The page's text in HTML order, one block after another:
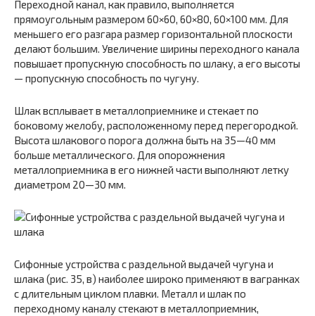
Переходной канал, как правило, выполняется
прямоугольным размером 60×60, 60×80, 60×100 мм. Для
меньшего его разгара размер горизонтальной плоскости
делают большим. Увеличение ширины переходного канала
повышает пропускную способность по шлаку, а его высоты
— пропускную способность по чугуну.
Шлак всплывает в металлоприемнике и стекает по
боковому желобу, расположенному перед перегородкой.
Высота шлакового порога должна быть на 35—40 мм
больше металлического. Для опорожнения
металлоприемника в его нижней части выполняют летку
диаметром 20—30 мм.
Сифонные устройства с раздельной выдачей чугуна и
шлака (рис. 35, в) наиболее широко применяют в вагранках
с длительным циклом плавки. Металл и шлак по
переходному каналу стекают в металлоприемник,